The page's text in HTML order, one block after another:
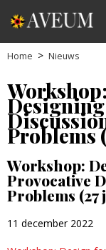
Home Nieuws
Problems
Workshop:
Provocative
Problems (27
11 december 2022